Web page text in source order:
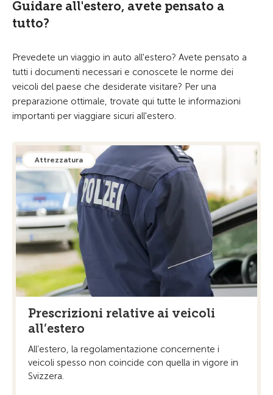
Guidare all'estero, avete pensato a
tutto?
Prevedete un viaggio in auto all'estero? Avete pensato a
tutti i documenti necessari e conoscete le norme dei
veicoli del paese che desiderate visitare? Per una
preparazione ottimale, trovate qui tutte le informazioni
importanti per viaggiare sicuri all'estero.
Attrezzatura
Prescrizioni relative ai veicoli
all’estero
All’estero, la regolamentazione concernente i
veicoli spesso non coincide con quella in vigore in
Svizzera.